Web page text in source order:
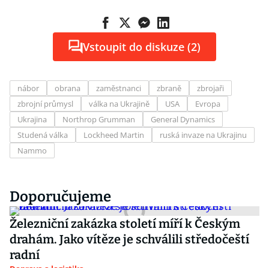
Vstoupit do diskuze (2)
nábor obrana zaměstnanci zbraně
zbrojaři
zbrojní průmysl
válka na Ukrajině USA
Evropa
Ukrajina
Northrop Grumman
General Dynamics
Studená válka
Lockheed Martin
ruská invaze na Ukrajinu
Nammo
Doporučujeme
Železniční zakázka století míří k Českým
drahám. Jako vítěze je schválili středočeští
radní